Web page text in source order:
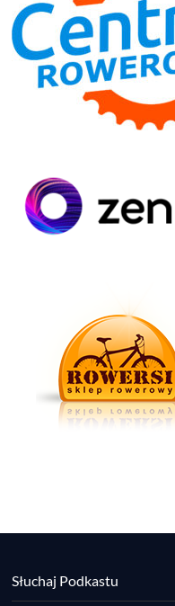
Słuchaj Podkastu